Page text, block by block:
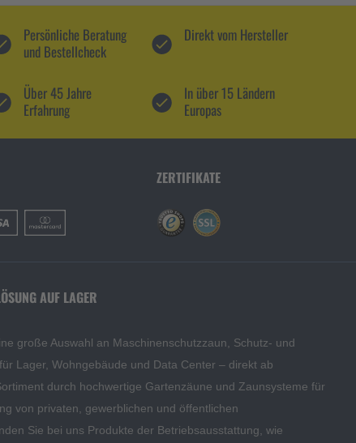
Persönliche Beratung
und Bestellcheck
Direkt vom Hersteller
Über 45 Jahre
Erfahrung
In über 15 Ländern
Europas
ZERTIFIKATE
AUF LAGER
große Auswahl an Maschinenschutzzaun, Schutz- und
Lager, Wohngebäude und Data Center – direkt ab
durch hochwertige Gartenzäune und Zaunsysteme für
von privaten, gewerblichen und öffentlichen
Sie bei uns Produkte der Betriebsausstattung, wie